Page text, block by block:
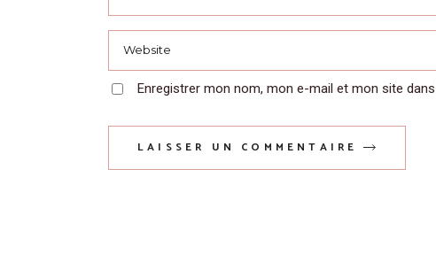
Enregistrer mon nom, mon e-mail et mon site
LAISSER UN COMMENTAIRE